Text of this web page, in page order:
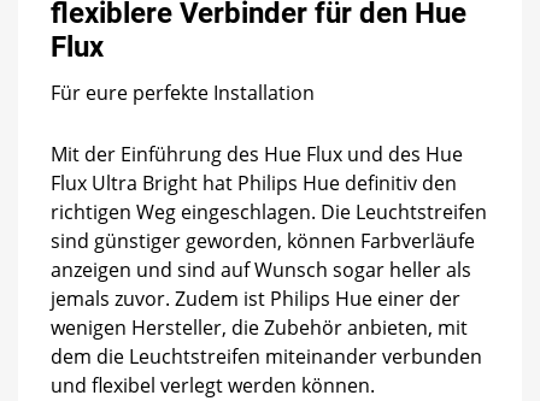
Verbinder
flexiblere Verbinder für den Hue
Flux
Für eure perfekte Installation
Mit der Einführung des Hue Flux und des Hue
Flux Ultra Bright hat Philips Hue definitiv den
richtigen Weg eingeschlagen. Die Leuchtstreifen
sind günstiger geworden, können Farbverläufe
anzeigen und sind auf Wunsch sogar heller als
jemals zuvor. Zudem ist Philips Hue einer der
wenigen Hersteller, die Zubehör anbieten, mit
dem die Leuchtstreifen miteinander verbunden
und flexibel verlegt werden können.